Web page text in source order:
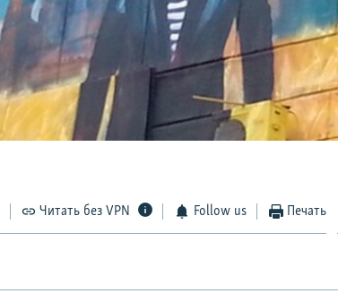
Читать без VPN Follow us Печать